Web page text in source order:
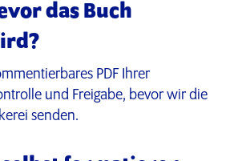
das Buch
PDF Ihrer
und Freigabe, bevor wir die
senden.